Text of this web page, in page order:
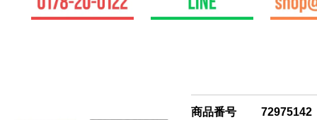
商品番号 72975142